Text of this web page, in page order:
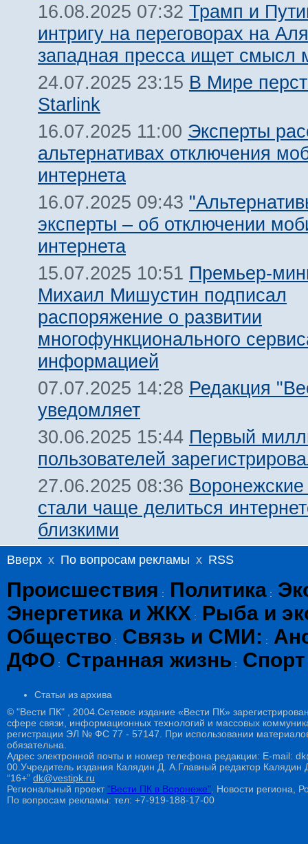
16.08.2025 07:32 Трамп и
интригу на переговорах на
западная пресса ищет смысл
24.07.2025 23:15 В Мире
Starlink
16.07.2025 11:00 Эксперты
альтернативах отключения
интернета
16.07.2025 09:43
эксперты – об отключении
интернета
15.07.2025 10:51 Премьер-
Михаил Мишустин подписал
распоряжение о развитии
многофункционального
информацией
07.07.2025 14:28 Редакция
уведомляет
30.06.2025 15:44 Первый
пользователей
27.06.2025 08:36
стали чаще делиться
близкими
Вверх x По вопросам рекламы x RSS
Происшествия : Политика :
Энергетика и ЖКХ :
Рыба и
Общество : Связь и СМИ: :
ДФО : Странная жизнь : Спорт
Статьи из архива
© "Вести ПК" , 2004.Сетевое издание «Вести ПК»
сфере связи, информационных технологий и массовых
регистрации ЭЛ № ФС 77 - 57147. При использовании
обязательна.
Адрес электронной почты и номер телефона редакции: E-mail:
00.Учредитель издания Калядин Д. А.Главный редактор
“16+” dk@vestipk.ru
Региональный проект"Вести ПК в Воронеже" . Новости региона,
По вопросам рекламы: тел: +7-919-188-17-00